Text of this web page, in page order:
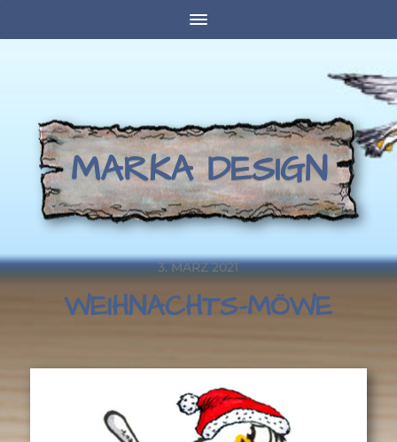
MARKA DESIGN
3. MÄRZ 2021
WEIHNACHTS-MÖWE